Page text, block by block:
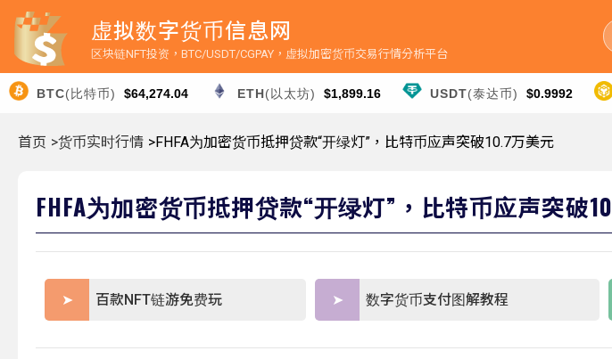
虚拟数字货币信息网
区块链NFT投资，BTC/USDT/CGPAY，虚拟加密货币交易行情分析平台
BTC(比特币) $64,274.04 ETH(以太坊) $1,899.16 USDT(泰达币) $0.9992
首页 >货币实时行情 >FHFA为加密货币抵押贷款“开绿灯”，比特币应声突破10.7万美元
FHFA为加密货币抵押贷款“开绿灯”，比特币应声突破
百款NFT链游免费玩 数字货币支付图解教程